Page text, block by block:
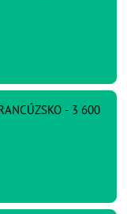
- 3 600